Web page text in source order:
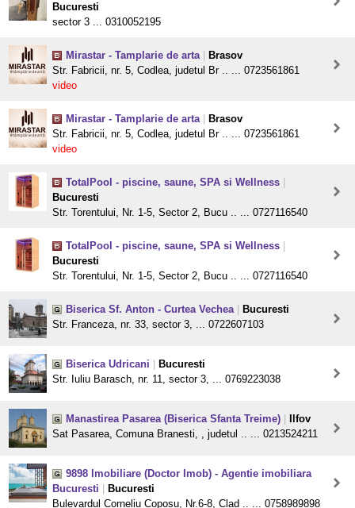
Bucuresti
sector 3 ... 0310052195
Mirastar - Tamplarie de arta
Brasov
Str. Fabricii, nr. 5, Codlea, judetul Br .. ... 0723561861
video
Mirastar - Tamplarie de arta
Brasov
Str. Fabricii, nr. 5, Codlea, judetul Br .. ... 0723561861
video
TotalPool - piscine, saune, SPA si Wellness
Bucuresti
Str. Torentului, Nr. 1-5, Sector 2, Bucu .. ... 0727116540
TotalPool - piscine, saune, SPA si Wellness
Bucuresti
Str. Torentului, Nr. 1-5, Sector 2, Bucu .. ... 0727116540
Biserica Sf. Anton - Curtea Vechea
Bucuresti
Str. Franceza, nr. 33, sector 3, ... 0722607103
Biserica Udricani
Bucuresti
Str. Iuliu Barasch, nr. 11, sector 3, ... 0769223038
Manastirea Pasarea (Biserica Sfanta Treime)
Ilfov
Sat Pasarea, Comuna Branesti, , judetul .. ... 0213524211
9898 Imobiliare (Doctor Imob) - Agentie imobiliara
Bucuresti
Bucuresti
Bulevardul Corneliu Coposu, Nr.6-8, Clad .. ... 0758989898